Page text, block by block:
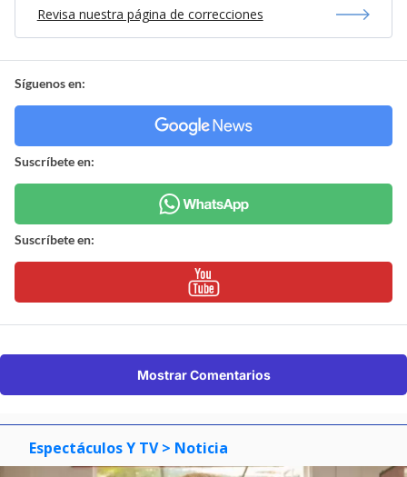
Revisa nuestra página de correcciones
Síguenos en:
Suscríbete en:
Suscríbete en:
Mostrar Comentarios
Espectáculos Y TV > Noticia